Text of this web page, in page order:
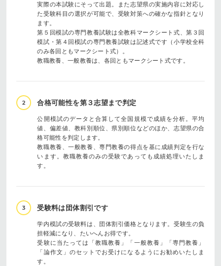
実際の本試験にそって出題。また志望県の実施内容に対応し
た受験科目の選択が可能で、受験対策への確かな指針となり
ます。
第５回模試の専門教養試験は全教科マークシート式、第３回
模試・第４回模試の専門教養試験は記述式です（小学校全科
のみ各回ともマークシート式）。
教職教養、一般教養は、各回ともマークシート式です。
2 合格可能性を第３志望まで判定
公開模試のデータと合算して全国規模で成績を分析。平均
値、偏差値、教科別順位、県別順位などのほか、志望県の合
格可能性を判定します。
教職教養、一般教養、専門教養の得点を基に成績判定を行な
います。教職教養のみの受験であっても成績処理いたしま
す。
3 受験料は団体割引です
学内模試の受験料は、団体割引価格となります。受験生の負
担軽減になり、たいへんお得です。
受験に当たっては「教職教養」「一般教養」「専門教養」
「論作文」のセットでお受けになるようにお勧めいたしま
す。